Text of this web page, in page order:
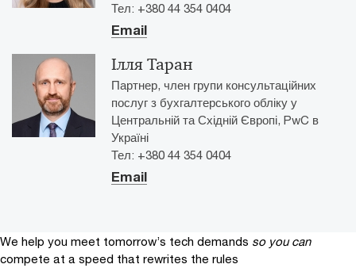
Тел: +380 44 354 0404
Email
Ілля Таран
Партнер, член групи консультаційних
послуг з бухгалтерського обліку у
Центральній та Східній Європі, PwC в
Україні
Тел: +380 44 354 0404
Email
We help you meet tomorrow’s tech demands so you can
compete at a speed that rewrites the rules